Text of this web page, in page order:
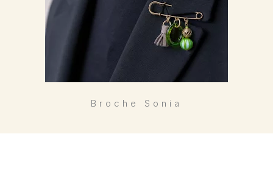
Broche Sonia